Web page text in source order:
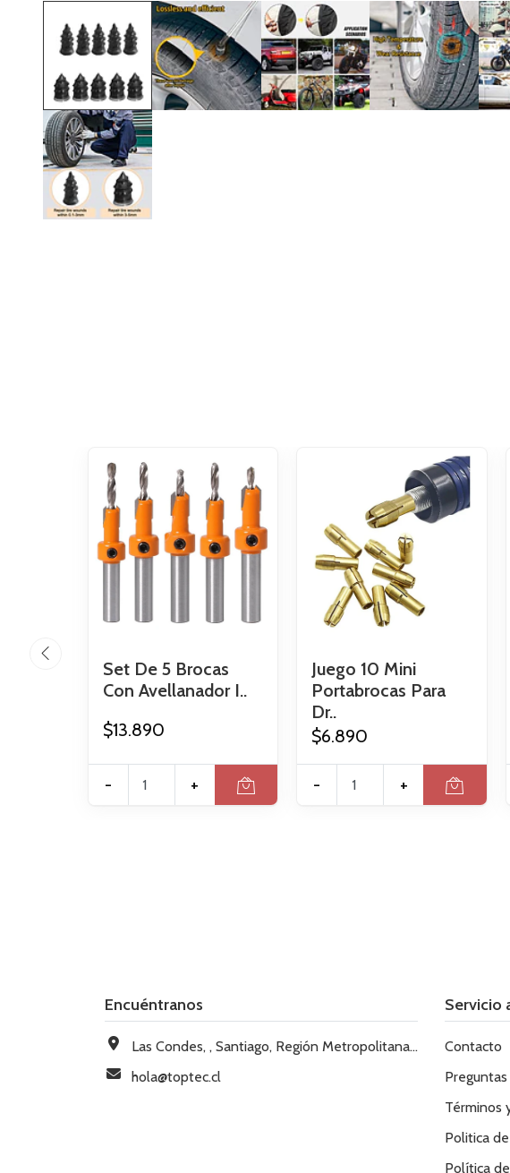
Set De 5 Brocas
Con Avellanador I..
$13.890
- +
Juego 10 Mini
Portabrocas Para
Dr..
$6.890
- +
Encuéntranos
Las Condes, , Santiago, Región Metropolitana, Chile
hola@toptec.cl
Servicio
Contacto
Términos
Politica
Política